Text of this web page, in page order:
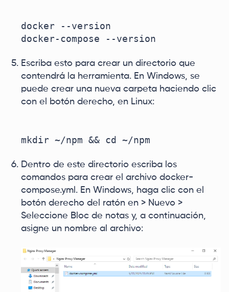
docker --version
Escriba esto para crear un directorio que
contendrá la herramienta. En Windows, se
puede crear una nueva carpeta haciendo clic
con el botón derecho, en Linux:
Dentro de este directorio escriba los
comandos para crear el archivo docker-
compose.yml. En Windows, haga clic con el
botón derecho del ratón en > Nuevo >
Seleccione Bloc de notas y, a continuación,
asigne un nombre al archivo: